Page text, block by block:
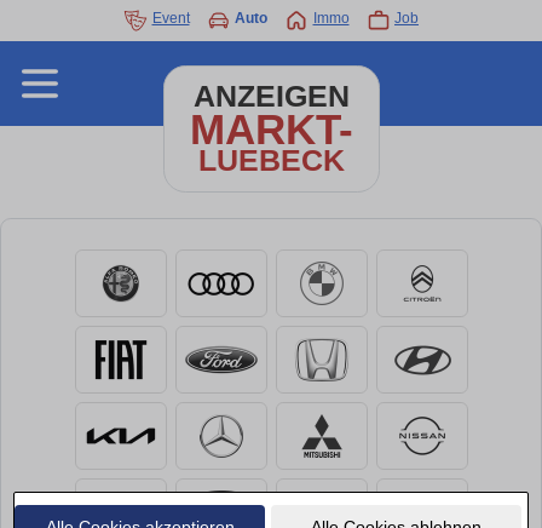
Event Auto Immo Job
ANZEIGEN
MARKT-
LUEBECK